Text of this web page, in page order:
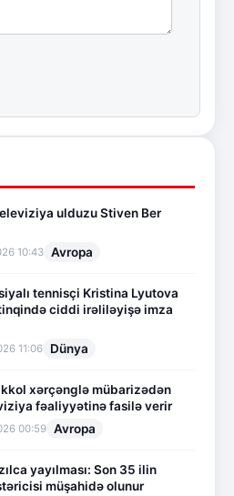
ulduzu Stiven Ber
10:43 Avropa
tennisçi Kristina Lyutova
ciddi irəliləyişə imza
11:06 Dünya
xərçənglə mübarizədən
fəaliyyətinə fasilə verir
00:59 Avropa
yayılması: Son 35 ilin
müşahidə olunur